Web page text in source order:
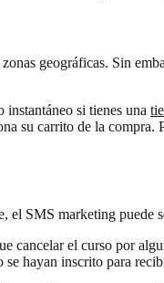
geográficas. Sin
si tienes una
su carrito de la
el SMS marketing puede
cancelar el curso por
hayan inscrito para